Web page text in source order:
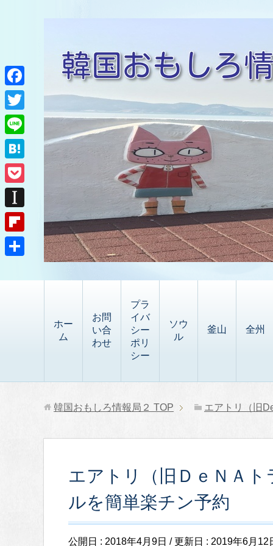
ホー
ム
お問
い合
わせ
プラ
イバ
シー
ポリ
シー
ソウ
ル
釜山 全州
韓国おもしろ情報局２ TOP エアトリ（旧
エアトリ（旧ＤｅＮＡ
ルを簡単楽チン予約
公開日 : 2018年4月9日 / 更新日 : 2019年6月12
F
a
c
e
b
o
o
k
T
w
i
e
r
L
i
n
H
a
t
e
n
P
o
c
k
I
n
s
F
i